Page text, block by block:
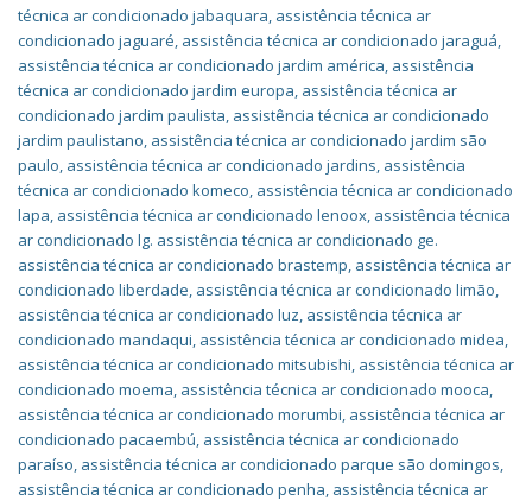
técnica ar condicionado jabaquara, assistência técnica ar
condicionado jaguaré, assistência técnica ar condicionado jaraguá,
assistência técnica ar condicionado jardim américa, assistência
técnica ar condicionado jardim europa, assistência técnica ar
condicionado jardim paulista, assistência técnica ar condicionado
jardim paulistano, assistência técnica ar condicionado jardim são
paulo, assistência técnica ar condicionado jardins, assistência
técnica ar condicionado komeco, assistência técnica ar condicionado
lapa, assistência técnica ar condicionado lenoox, assistência técnica
ar condicionado lg. assistência técnica ar condicionado ge.
assistência técnica ar condicionado brastemp, assistência técnica ar
condicionado liberdade, assistência técnica ar condicionado limão,
assistência técnica ar condicionado luz, assistência técnica ar
condicionado mandaqui, assistência técnica ar condicionado midea,
assistência técnica ar condicionado mitsubishi, assistência técnica ar
condicionado moema, assistência técnica ar condicionado mooca,
assistência técnica ar condicionado morumbi, assistência técnica ar
condicionado pacaembú, assistência técnica ar condicionado
paraíso, assistência técnica ar condicionado parque são domingos,
assistência técnica ar condicionado penha, assistência técnica ar